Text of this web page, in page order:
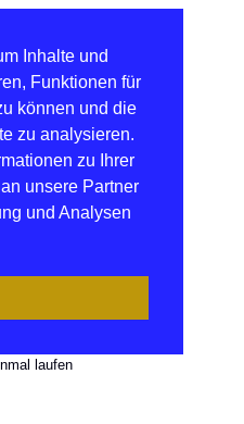
Inhalte und
Funktionen für
können und die
zu analysieren.
zu Ihrer
unsere Partner
und Analysen
laufen